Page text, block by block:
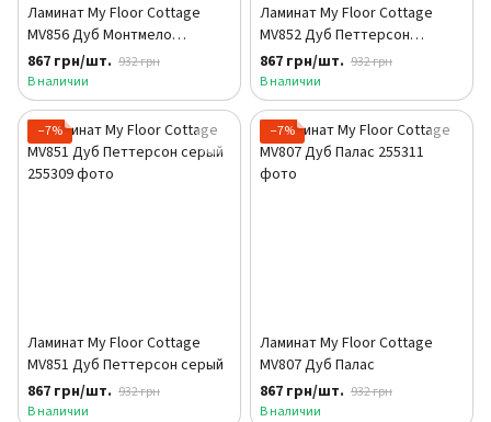
Ламинат My Floor Cottage
MV856 Дуб Монтмело
натуральный
867 грн/шт. 932 грн
В наличии
Ламинат My Floor Cottage
MV852 Дуб Петтерсон
бежевый
867 грн/шт. 932 грн
В наличии
−7%
Ламинат My Floor Cottage
MV851 Дуб Петтерсон серый
867 грн/шт. 932 грн
В наличии
−7%
Ламинат My Floor Cottage
MV807 Дуб Палас
867 грн/шт. 932 грн
В наличии